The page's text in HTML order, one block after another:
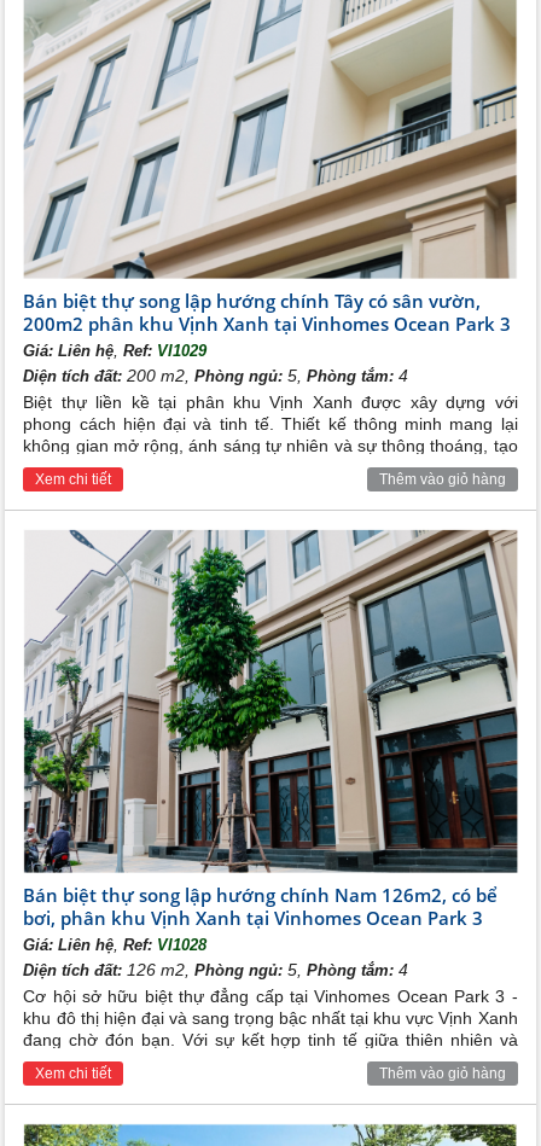
Bán biệt thự song lập hướng chính Tây có sân vườn,
200m2 phân khu Vịnh Xanh tại Vinhomes Ocean Park 3
Giá:Liên hệ,Ref: VI1029
Diện tích đất: 200 m2,Phòng ngủ: 5,Phòng tắm: 4
Biệt thự liền kề tại phân khu Vịnh Xanh được xây dựng với
phong cách hiện đại và tinh tế. Thiết kế thông minh mang lại
không gian mở rộng, ánh sáng tự nhiên và sự thông thoáng, tạo
nên một không gian sống đẳng cấp và thoải mái cho gia đình
bạn.
Xem chi tiết Thêm vào giỏ hàng
Bán biệt thự song lập hướng chính Nam 126m2, có bể
bơi, phân khu Vịnh Xanh tại Vinhomes Ocean Park 3
Giá:Liên hệ,Ref: VI1028
Diện tích đất: 126 m2,Phòng ngủ: 5,Phòng tắm: 4
Cơ hội sở hữu biệt thự đẳng cấp tại Vinhomes Ocean Park 3 -
khu đô thị hiện đại và sang trọng bậc nhất tại khu vực Vịnh Xanh
đang chờ đón bạn. Với sự kết hợp tinh tế giữa thiên nhiên và
tiện ích đẳng cấp, biệt thự song lập tại đây không chỉ là nơi ở lý
tưởng mà còn là dấu ấn của phong cách sống đẳng cấp.
Xem chi tiết Thêm vào giỏ hàng